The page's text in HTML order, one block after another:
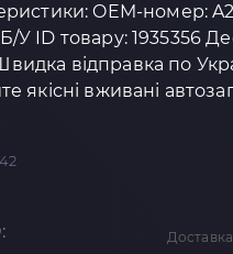
OEM-номер:
Б/У ID товару: 1935356
відправка по
якісні вживані